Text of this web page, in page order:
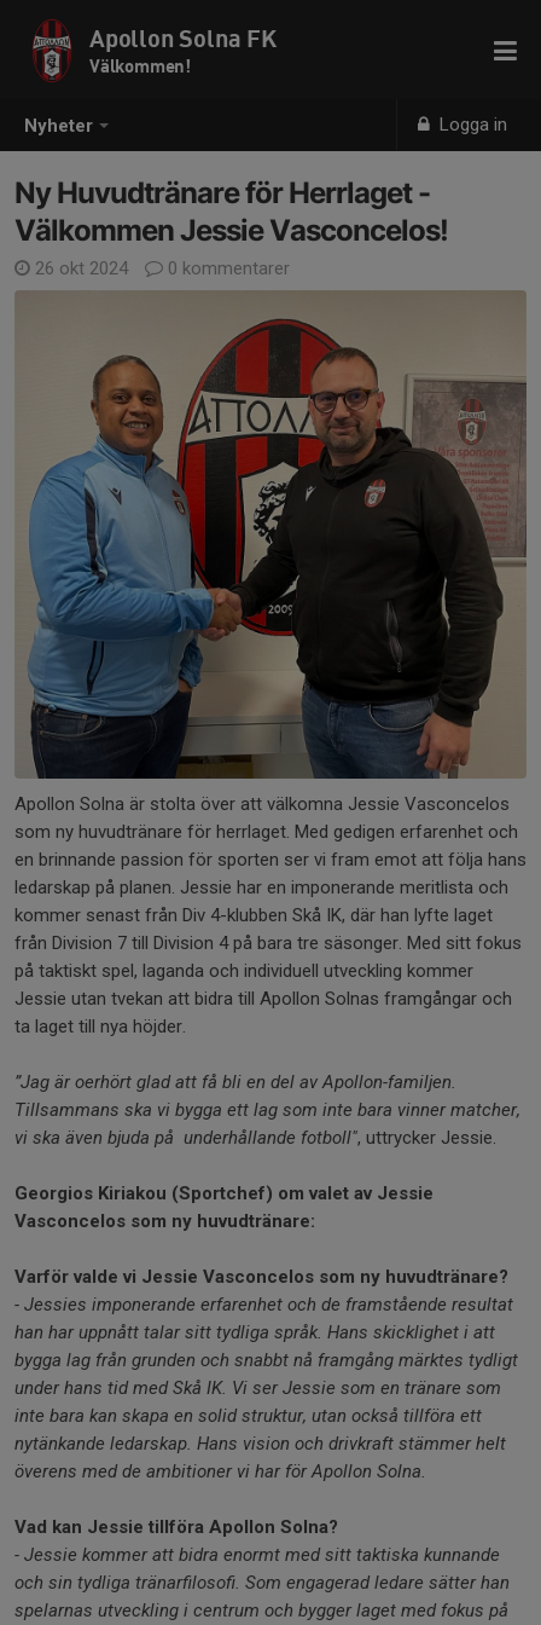
Nyheter Logga in
Apollon Solna FK
Välkommen!
Ny Huvudtränare för Herrlaget -
Välkommen Jessie Vasconcelos!
26 okt 2024 0 kommentarer
Apollon Solna är stolta över att välkomna Jessie Vasconcelos
som ny huvudtränare för herrlaget. Med gedigen erfarenhet och
en brinnande passion för sporten ser vi fram emot att följa hans
ledarskap på planen. Jessie har en imponerande meritlista och
kommer senast från Div 4-klubben Skå IK, där han lyfte laget
från Division 7 till Division 4 på bara tre säsonger. Med sitt fokus
på taktiskt spel, laganda och individuell utveckling kommer
Jessie utan tvekan att bidra till Apollon Solnas framgångar och
ta laget till nya höjder.
”Jag är oerhört glad att få bli en del av Apollon-familjen.
Tillsammans ska vi bygga ett lag som inte bara vinner matcher,
vi ska även bjuda på underhållande fotboll", uttrycker Jessie.
Georgios Kiriakou (Sportchef) om valet av Jessie
Vasconcelos som ny huvudtränare:
Varför valde vi Jessie Vasconcelos som ny huvudtränare?
- Jessies imponerande erfarenhet och de framstående resultat
han har uppnått talar sitt tydliga språk. Hans skicklighet i att
bygga lag från grunden och snabbt nå framgång märktes tydligt
under hans tid med Skå IK. Vi ser Jessie som en tränare som
inte bara kan skapa en solid struktur, utan också tillföra ett
nytänkande ledarskap. Hans vision och drivkraft stämmer helt
överens med de ambitioner vi har för Apollon Solna.
Vad kan Jessie tillföra Apollon Solna?
- Jessie kommer att bidra enormt med sitt taktiska kunnande
och sin tydliga tränarfilosofi. Som engagerad ledare sätter han
spelarnas utveckling i centrum och bygger laget med fokus på